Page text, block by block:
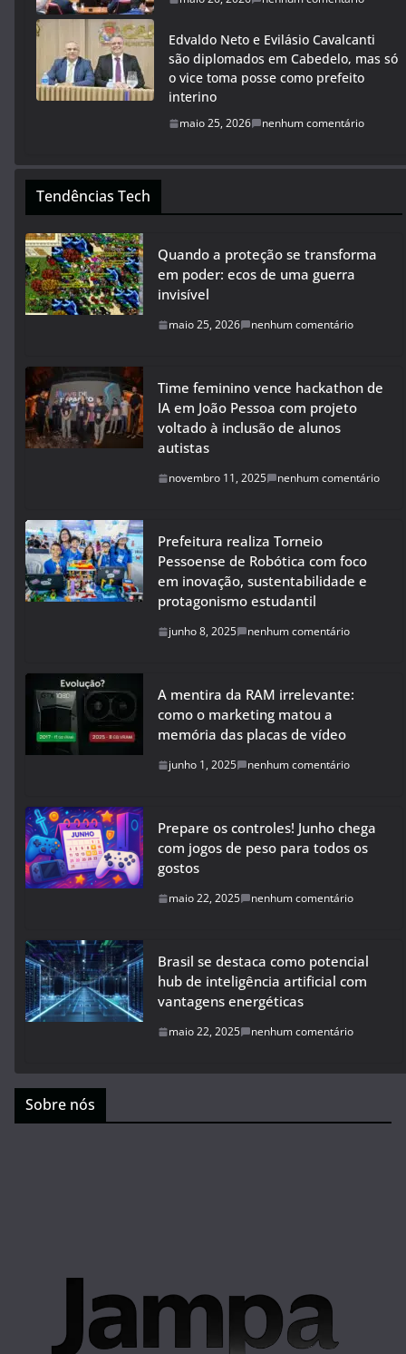
Edvaldo Neto e Evilásio Cavalcanti
são diplomados em Cabedelo, mas só
o vice toma posse como prefeito
interino
maio 25, 2026 nenhum comentário
Tendências Tech
Quando a proteção se transforma
em poder: ecos de uma guerra
invisível
maio 25, 2026 nenhum comentário
Time feminino vence hackathon de
IA em João Pessoa com projeto
voltado à inclusão de alunos
autistas
novembro 11, 2025 nenhum comentário
Prefeitura realiza Torneio
Pessoense de Robótica com foco
em inovação, sustentabilidade e
protagonismo estudantil
junho 8, 2025 nenhum comentário
A mentira da RAM irrelevante:
como o marketing matou a
memória das placas de vídeo
junho 1, 2025 nenhum comentário
Prepare os controles! Junho chega
com jogos de peso para todos os
gostos
maio 22, 2025 nenhum comentário
Brasil se destaca como potencial
hub de inteligência artificial com
vantagens energéticas
maio 22, 2025 nenhum comentário
Sobre nós